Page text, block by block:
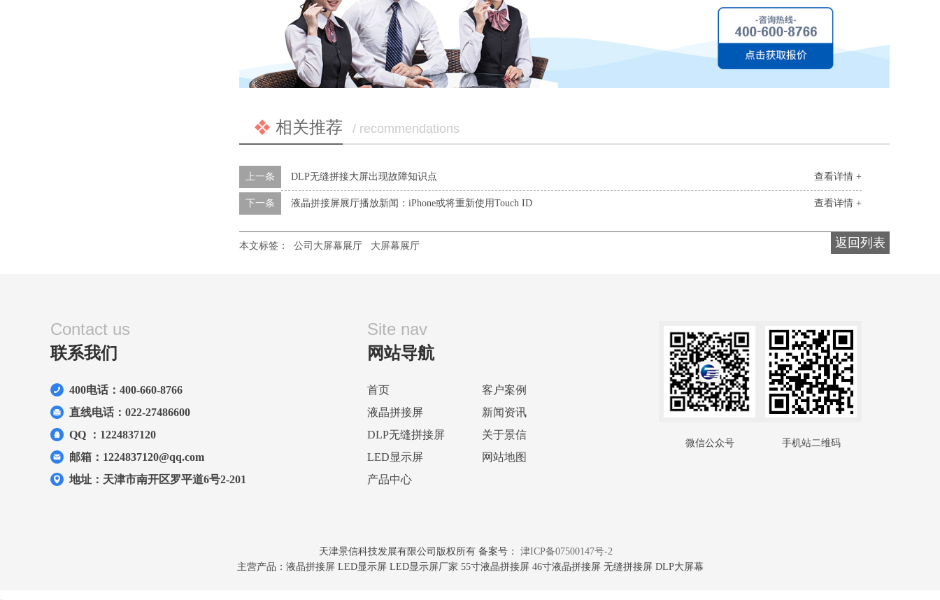
相关推荐 / recommendations
查看详情 +
上一条 DLP无缝拼接大屏出现故障知识点
查看详情 +
下一条 液晶拼接屏展厅播放新闻：iPhone或将重新使用Touch ID
返回列表
本文标签： 公司大屏幕展厅 大屏幕展厅
Contact us
联系我们
400电话：400-660-8766
直线电话：022-27486600
QQ ：1224837120
邮箱：1224837120@qq.com
地址：天津市南开区罗平道6号2-201
Site nav
网站导航
首页
客户案例
液晶拼接屏
新闻资讯
DLP无缝拼接屏
关于景信
LED显示屏
网站地图
产品中心
微信公众号 手机站二维码
天津景信科技发展有限公司版权所有 备案号： 津ICP备07500147号-2
主营产品：液晶拼接屏 LED显示屏 LED显示屏厂家 55寸液晶拼接屏 46寸液晶拼接屏 无缝拼接屏 DLP大屏幕